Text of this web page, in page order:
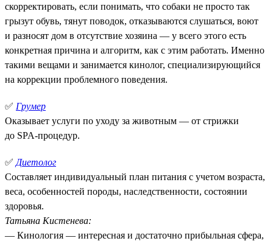
скорректировать, если понимать, что собаки не просто так
грызут обувь, тянут поводок, отказываются слушаться, воют
и разносят дом в отсутствие хозяина — у всего этого есть
конкретная причина и алгоритм, как с этим работать. Именно
такими вещами и занимается кинолог, специализирующийся
на коррекции проблемного поведения.
✅ Грумер
Оказывает услуги по уходу за животным — от стрижки
до SPA-процедур.
✅ Диетолог
Составляет индивидуальный план питания с учетом возраста,
веса, особенностей породы, наследственности, состоянии
здоровья.
Татьяна Кистенева:
— Кинология — интересная и достаточно прибыльная сфера,